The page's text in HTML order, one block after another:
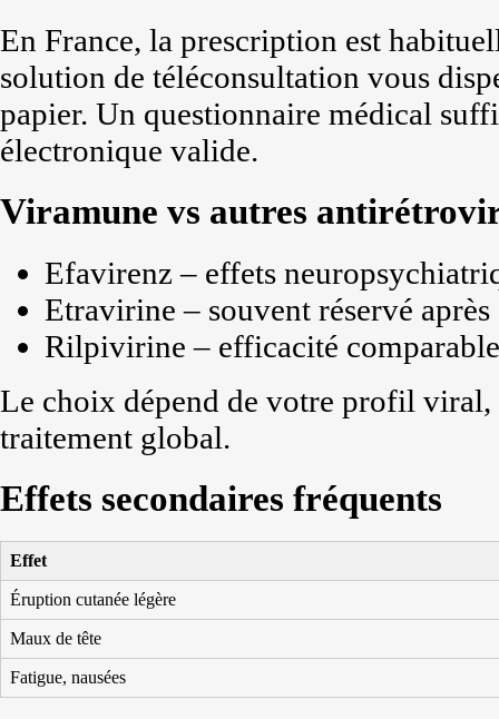
En France, la prescription est
solution de téléconsultation vous
papier. Un questionnaire médical
électronique valide.
Viramune vs autres
Efavirenz – effets
Etravirine – souvent réservé après
Rilpivirine – efficacité
Le choix dépend de votre profil viral,
traitement global.
Effets secondaires fréquents
Effet
Éruption cutanée légère
Maux de tête
Fatigue, nausées